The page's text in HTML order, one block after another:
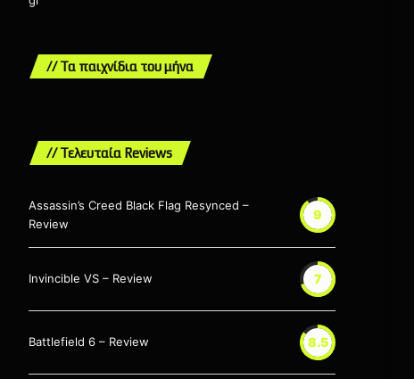
// Τα παιχνίδια του μήνα
// Τελευταία Reviews
Assassin’s Creed Black Flag Resynced –
Review
9
Invincible VS – Review 7
Battlefield 6 – Review 8.5